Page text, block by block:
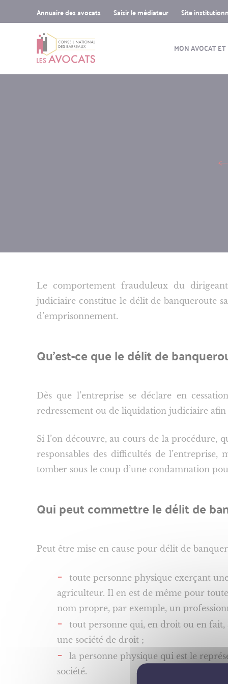
au
principal
to
to
navigation
Sup-
menu
Annuaire des avocats Saisir le médiateur
Site
MON AVOCAT
Le comportement frauduleux du
judiciaire constitue le délit de banqueroute
d’emprisonnement.
Qu’est-ce que le délit de
Dès que l’entreprise se déclare en
redressement ou de liquidation judiciaire
Si l’on découvre, au cours de la procédure,
responsables des difficultés de
tomber sous le coup d’une condamnation
Qui peut commettre le délit de
Peut être mise en cause pour délit de
toute personne physique exerçant
agriculteur. Il en est de même pour
nom propre, par exemple, un
tout personne qui, en droit ou en
une société de droit ;
la personne physique qui est le
société.